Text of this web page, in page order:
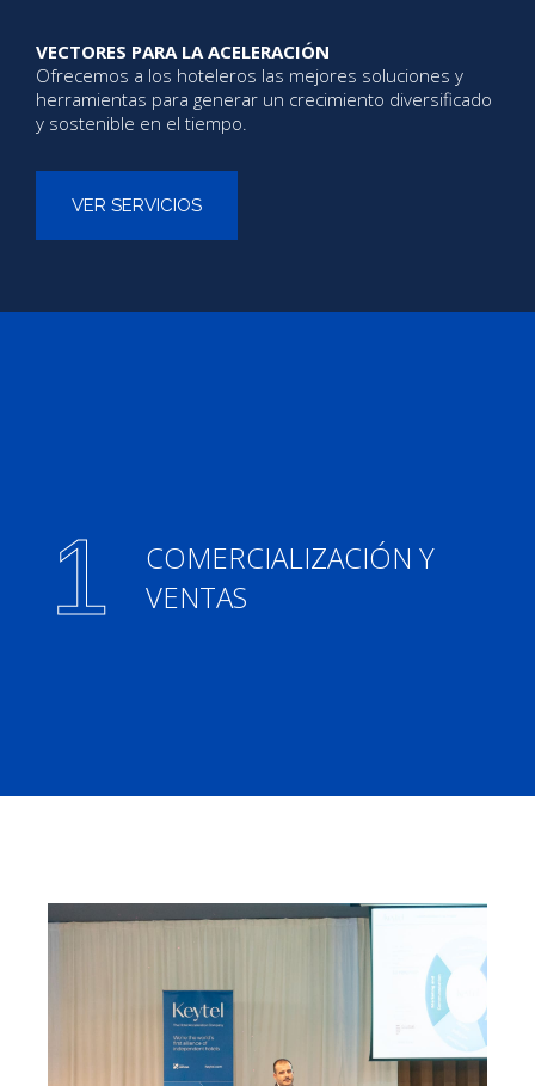
VECTORES PARA LA ACELERACIÓN
Ofrecemos a los hoteleros las mejores soluciones y
herramientas para generar un crecimiento diversificado
y sostenible en el tiempo.
VER SERVICIOS
COMERCIALIZACIÓN Y
VENTAS